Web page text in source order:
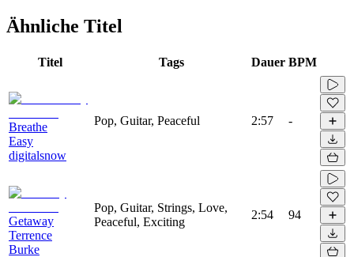
Ähnliche Titel
Titel Tags Dauer BPM
Breathe
Easy
digitalsnow
Pop, Guitar, Peaceful 2:57 -
Getaway
Terrence
Burke
Pop, Guitar, Strings, Love,
Peaceful, Exciting
2:54 94